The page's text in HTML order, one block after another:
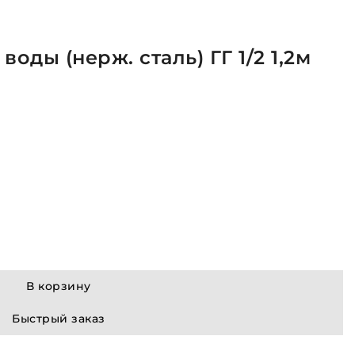
(нерж. сталь) ГГ 1/2 1,2м
В корзину
Быстрый заказ